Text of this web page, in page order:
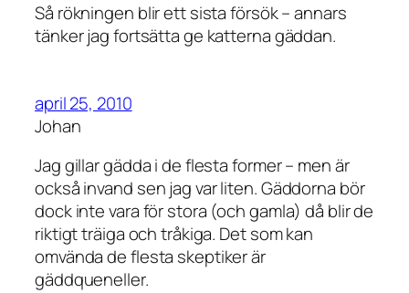
Så rökningen blir ett sista försök – annars
tänker jag fortsätta ge katterna gäddan.
april 25, 2010
Johan
Jag gillar gädda i de flesta former – men är
också invand sen jag var liten. Gäddorna bör
dock inte vara för stora (och gamla) då blir de
riktigt träiga och tråkiga. Det som kan
omvända de flesta skeptiker är
gäddqueneller.